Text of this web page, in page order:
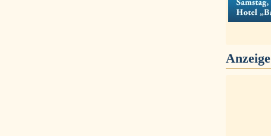
Anzeige